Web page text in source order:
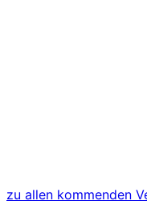
zu allen kommenden